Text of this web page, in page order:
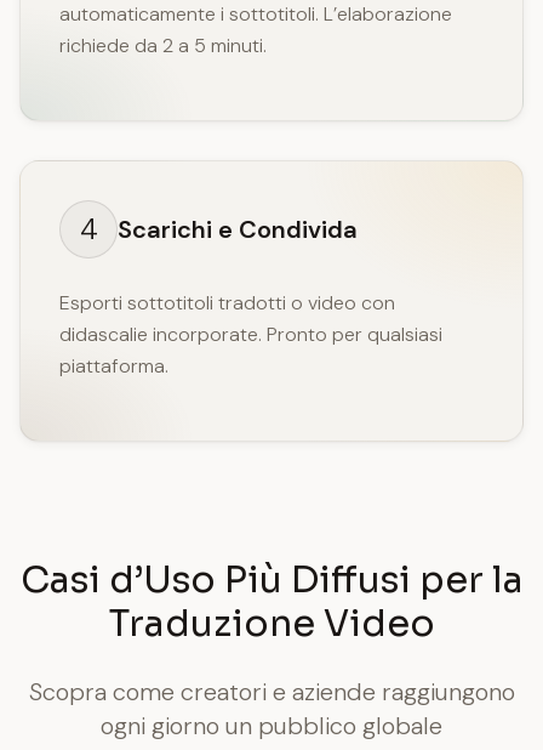
automaticamente i sottotitoli. L’elaborazione
richiede da 2 a 5 minuti.
4 Scarichi e Condivida
Esporti sottotitoli tradotti o video con
didascalie incorporate. Pronto per qualsiasi
piattaforma.
Casi d’Uso Più Diffusi per la
Traduzione Video
Scopra come creatori e aziende raggiungono
ogni giorno un pubblico globale